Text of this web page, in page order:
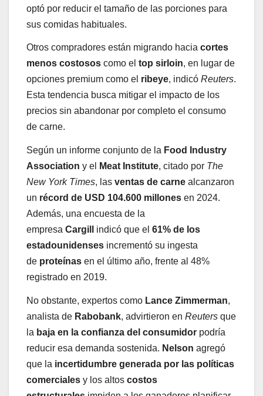
optó por reducir el tamaño de las porciones para
sus comidas habituales.
Otros compradores están migrando hacia cortes
menos costosos como el top sirloin, en lugar de
opciones premium como el ribeye, indicó Reuters.
Esta tendencia busca mitigar el impacto de los
precios sin abandonar por completo el consumo
de carne.
Según un informe conjunto de la Food Industry
Association y el Meat Institute, citado por The
New York Times, las ventas de carne alcanzaron
un récord de USD 104.600 millones en 2024.
Además, una encuesta de la
empresa Cargill indicó que el 61% de los
estadounidenses incrementó su ingesta
de proteínas en el último año, frente al 48%
registrado en 2019.
No obstante, expertos como Lance Zimmerman,
analista de Rabobank, advirtieron en Reuters que
la baja en la confianza del consumidor podría
reducir esa demanda sostenida. Nelson agregó
que la incertidumbre generada por las políticas
comerciales y los altos costos